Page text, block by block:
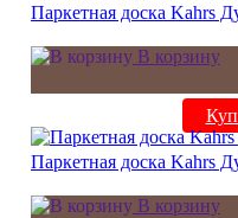
Паркетная доска Kahrs
В корзину
Паркетная доска Kahrs
В корзину